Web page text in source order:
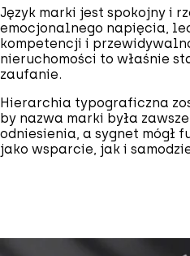
Język marki jest spokojny i
emocjonalnego napięcia,
kompetencji i
nieruchomości to właśnie
zaufanie.
Hierarchia typograficzna
by nazwa marki była
odniesienia, a sygnet mógł
jako wsparcie, jak i